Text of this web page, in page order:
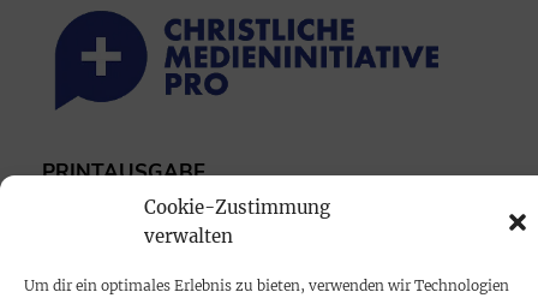
Cookie-Zustimmung
verwalten
Um dir ein optimales Erlebnis zu bieten, verwenden wir Technologien
PRINTAUSGABE
Mediadaten
PROKOMPAKT